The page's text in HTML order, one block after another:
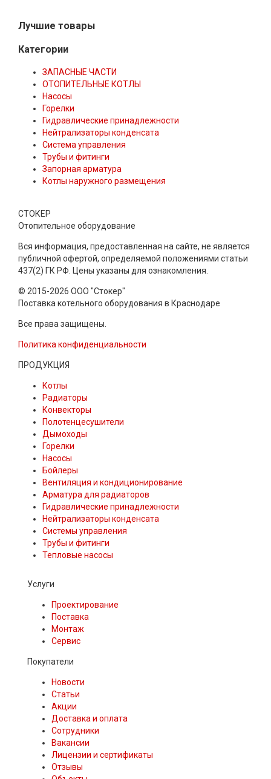
Лучшие товары
Категории
ЗАПАСНЫЕ ЧАСТИ
ОТОПИТЕЛЬНЫЕ КОТЛЫ
Насосы
Горелки
Гидравлические принадлежности
Нейтрализаторы конденсата
Система управления
Трубы и фитинги
Запорная арматура
Котлы наружного размещения
СТОКЕР
Отопительное оборудование
Вся информация, предоставленная на сайте, не является
публичной офертой, определяемой положениями статьи
437(2) ГК РФ. Цены указаны для ознакомления.
© 2015-2026 ООО "Стокер"
Поставка котельного оборудования в Краснодаре
Все права защищены.
Политика конфиденциальности
ПРОДУКЦИЯ
Котлы
Радиаторы
Конвекторы
Полотенцесушители
Дымоходы
Горелки
Насосы
Бойлеры
Вентиляция и кондиционирование
Арматура для радиаторов
Гидравлические принадлежности
Нейтрализаторы конденсата
Системы управления
Трубы и фитинги
Тепловые насосы
Услуги
Проектирование
Поставка
Монтаж
Сервис
Покупатели
Новости
Статьи
Акции
Доставка и оплата
Сотрудники
Вакансии
Лицензии и сертификаты
Отзывы